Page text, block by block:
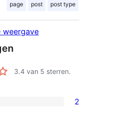
page post post type
weergave
3.4 van 5 sterren.
2